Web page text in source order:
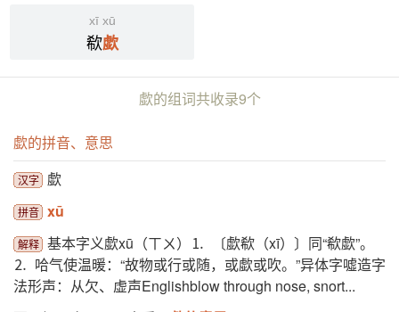
xī xū
欷歔
歔的组词共收录9个
歔的拼音、意思
汉字 歔
拼音 xū
解释 基本字义歔xū（ㄒㄨ）⒈ 〔歔欷（xī）〕同“欷歔”。
⒉ 哈气使温暖：“故物或行或随，或歔或吹。”异体字噓造字
法形声：从欠、虚声Englishblow through nose, snort...